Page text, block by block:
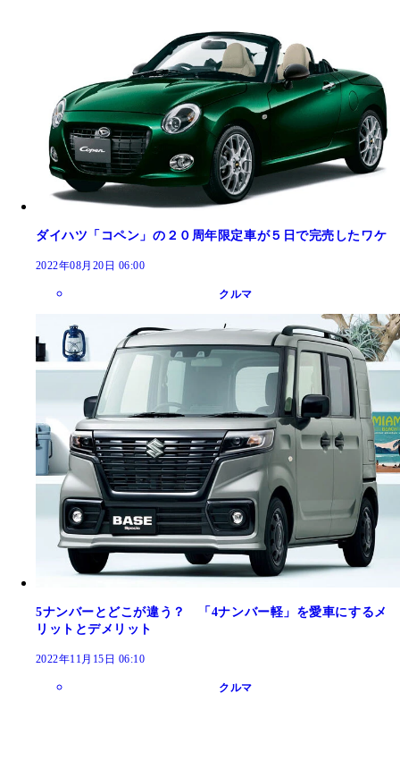
ダイハツ「コペン」の２０周年限定車が５日で完売したワケ
2022年08月20日 06:00
クルマ
5ナンバーとどこが違う？ 「4ナンバー軽」を愛車にするメ
リットとデメリット
2022年11月15日 06:10
クルマ